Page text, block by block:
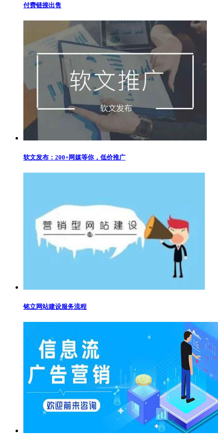
付费链接出售
软文发布：200+网媒等你，低价推广
铭立网站建设服务流程